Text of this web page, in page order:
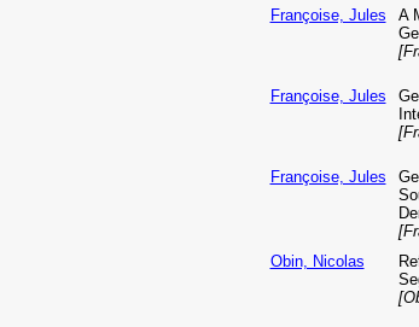
Françoise, Jules
A
Françoise, Jules
Françoise, Jules
Obin, Nicolas